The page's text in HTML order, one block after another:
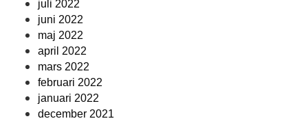
juli 2022
juni 2022
maj 2022
april 2022
mars 2022
februari 2022
januari 2022
december 2021